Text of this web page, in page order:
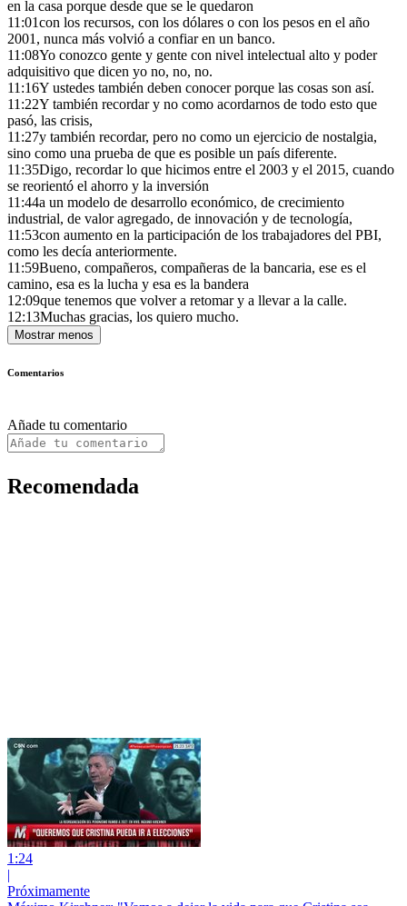
en la casa porque desde que se le quedaron
11:01con los recursos, con los dólares o con los pesos en el año
2001, nunca más volvió a confiar en un banco.
11:08Yo conozco gente y gente con nivel intelectual alto y poder
adquisitivo que dicen yo no, no, no.
11:16Y ustedes también deben conocer porque las cosas son así.
11:22Y también recordar y no como acordarnos de todo esto que
pasó, las crisis,
11:27y también recordar, pero no como un ejercicio de nostalgia,
sino como una prueba de que es posible un país diferente.
11:35Digo, recordar lo que hicimos entre el 2003 y el 2015, cuando
se reorientó el ahorro y la inversión
11:44a un modelo de desarrollo económico, de crecimiento
industrial, de valor agregado, de innovación y de tecnología,
11:53con aumento en la participación de los trabajadores del PBI,
como les decía anteriormente.
11:59Bueno, compañeros, compañeras de la bancaria, ese es el
camino, esa es la lucha y esa es la bandera
12:09que tenemos que volver a retomar y a llevar a la calle.
12:13Muchas gracias, los quiero mucho.
Mostrar menos
Comentarios
Añade tu comentario
Recomendada
1:24
|
Próximamente